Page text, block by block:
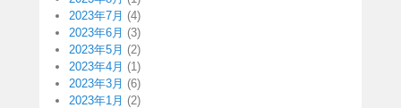
2023年7月 (4)
2023年6月 (3)
2023年5月 (2)
2023年4月 (1)
2023年3月 (6)
2023年1月 (2)